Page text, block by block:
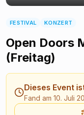
FESTIVAL KONZERT
Open Doors
(Freitag)
Dieses Event
Fand am 10. Juli